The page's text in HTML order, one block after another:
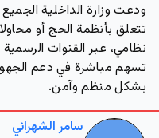
ودعت وزارة الداخلية
تتعلق بأنظمة الحج أو
نظامي، عبر القنوات
تسهم مباشرة في دعم
بشكل منظم وآمن.
سامر الشهراني